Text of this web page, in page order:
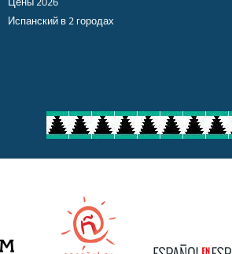
Испанский в 2 городах